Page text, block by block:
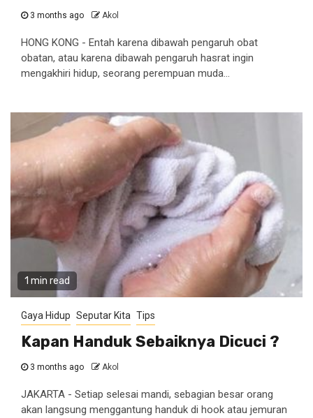
3 months ago Akol
HONG KONG - Entah karena dibawah pengaruh obat
obatan, atau karena dibawah pengaruh hasrat ingin
mengakhiri hidup, seorang perempuan muda...
1 min read
Gaya Hidup Seputar Kita Tips
Kapan Handuk Sebaiknya Dicuci ?
3 months ago Akol
JAKARTA - Setiap selesai mandi, sebagian besar orang
akan langsung menggantung handuk di hook atau jemuran